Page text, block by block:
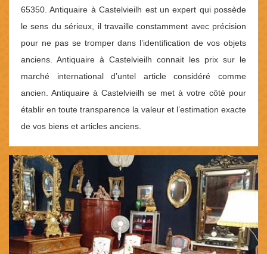
65350. Antiquaire à Castelvieilh est un expert qui possède
le sens du sérieux, il travaille constamment avec précision
pour ne pas se tromper dans l’identification de vos objets
anciens. Antiquaire à Castelvieilh connait les prix sur le
marché international d’untel article considéré comme
ancien. Antiquaire à Castelvieilh se met à votre côté pour
établir en toute transparence la valeur et l’estimation exacte
de vos biens et articles anciens.